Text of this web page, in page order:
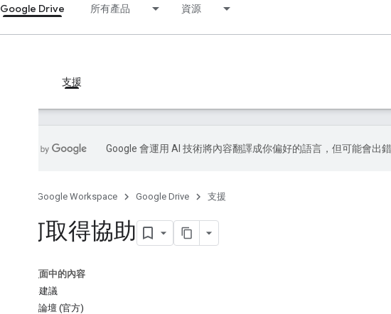
Google Drive 所有產品 資源
支援
Google 會運用 AI 技術將內容翻譯成你偏好的語言，但可能會出錯
Google Workspace Google Drive 支援
如何取得協助
這個頁面中的內容
問題與建議
社群論壇 (官方)